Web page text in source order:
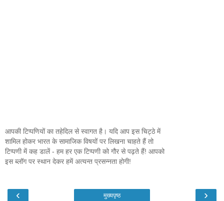
आपकी टिप्पणियों का तहेदिल से स्वागत है। यदि आप इस चिट्ठे में
शामिल होकर भारत के सामाजिक विषयों पर लिखना चाहते हैं तो
टिप्पणी में कह डालें - हम हर एक टिप्पणी को गौर से पढ़ते हैं! आपको
इस ब्लॉग पर स्थान देकर हमें अत्यन्त प्रसन्नता होगी!
‹ ›
मुख्यपृष्ठ